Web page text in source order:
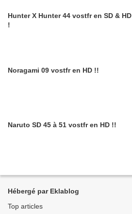
Hunter X Hunter 44 vostfr en SD & HD
!
Noragami 09 vostfr en HD !!
Naruto SD 45 à 51 vostfr en HD !!
Hébergé par Eklablog
Top articles